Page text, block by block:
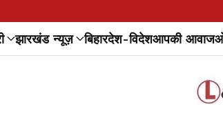
झारखंड न्यूज़ बिहारदेश-विदेशआपकी आवाज